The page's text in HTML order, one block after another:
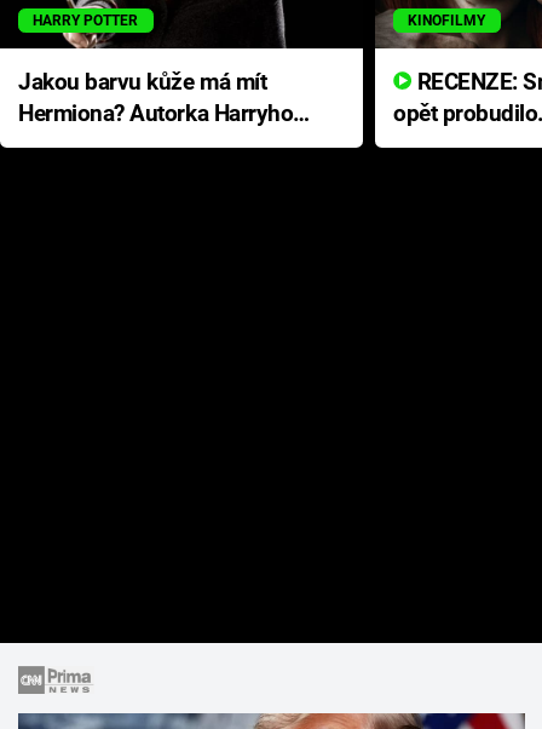
HARRY POTTER
Jakou barvu kůže má mít
Hermiona? Autorka Harryho
Pottera přišla s ráznou
KINOFILMY
opět
přichází s